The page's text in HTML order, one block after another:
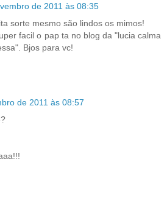
de 2011 às 08:35
sorte mesmo são lindos os mimos!
facil o pap ta no blog da "lucia calma
Bjos para vc!
de 2011 às 08:57